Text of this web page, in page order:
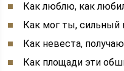
Как люблю, как
Как мог ты, сильный
Как невеста,
Как площади эти